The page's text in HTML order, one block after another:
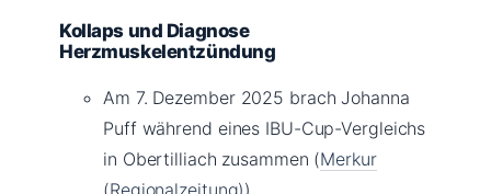
Kollaps und Diagnose
Herzmuskelentzündung
Am 7. Dezember 2025 brach Johanna
Puff während eines IBU-Cup-Vergleichs
in Obertilliach zusammen (Merkur
(Regionalzeitung)).